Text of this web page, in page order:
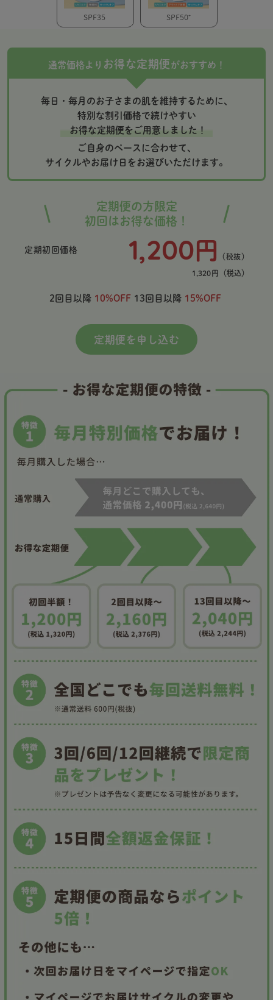
SPF35 SPF50⁺
通常価格より お得な定期便 がおすすめ！
毎日・毎月のお子さまの肌を維持するために、
特別な割引価格で続けやすい
お得な定期便をご用意しました！
ご自身のペースに合わせて、
サイクルやお届け日をお選びいただけます。
定期便の方限定
初回はお得な価格！
定期初回価格 1,200 円 （税抜）
1,320 円 （税込）
2回目以降 10%OFF 13回目以降 15%OFF
定期便を申し込む